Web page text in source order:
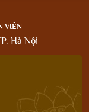
VIÊN
Hà Nội